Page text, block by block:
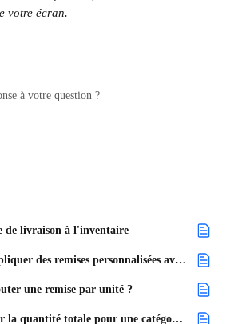
votre écran.
à votre question ?
de livraison à l'inventaire
Comment puis-je appliquer des remises personnalisées avant ou après les taxes ?
une remise par unité ?
Comment puis-je voir la quantité totale pour une catégorie d’inventaire spécifique ?